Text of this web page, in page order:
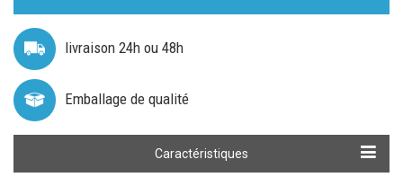
livraison 24h ou 48h
Emballage de qualité
Caractéristiques